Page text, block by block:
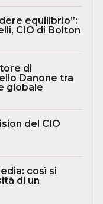
equilibrio”:
CIO di Bolton
di
Danone tra
globale
del CIO
così si
di un